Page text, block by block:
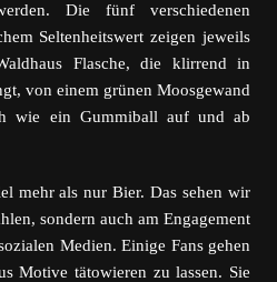
Die fünf verschiedenen
Seltenheitswert zeigen jeweils
Flasche, die klirrend in
von einem grünen Moosgewand
wie ein Gummiball auf und ab
mehr als nur Bier. Das sehen wir
sondern auch am Engagement
Medien. Einige Fans gehen
Motive tätowieren zu lassen. Sie